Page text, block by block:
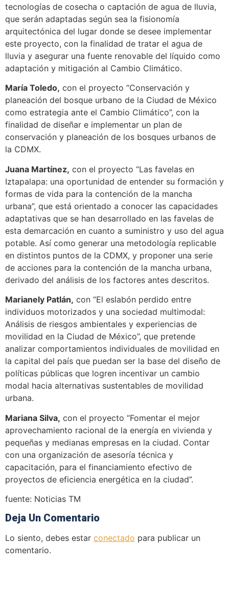
tecnologías de cosecha o captación de agua de lluvia,
que serán adaptadas según sea la fisionomía
arquitectónica del lugar donde se desee implementar
este proyecto, con la finalidad de tratar el agua de
lluvia y asegurar una fuente renovable del líquido como
adaptación y mitigación al Cambio Climático.
María Toledo, con el proyecto “Conservación y
planeación del bosque urbano de la Ciudad de México
como estrategia ante el Cambio Climático”, con la
finalidad de diseñar e implementar un plan de
conservación y planeación de los bosques urbanos de
la CDMX.
Juana Martínez, con el proyecto “Las favelas en
Iztapalapa: una oportunidad de entender su formación y
formas de vida para la contención de la mancha
urbana”, que está orientado a conocer las capacidades
adaptativas que se han desarrollado en las favelas de
esta demarcación en cuanto a suministro y uso del agua
potable. Así como generar una metodología replicable
en distintos puntos de la CDMX, y proponer una serie
de acciones para la contención de la mancha urbana,
derivado del análisis de los factores antes descritos.
Marianely Patlán, con “El eslabón perdido entre
individuos motorizados y una sociedad multimodal:
Análisis de riesgos ambientales y experiencias de
movilidad en la Ciudad de México”, que pretende
analizar comportamientos individuales de movilidad en
la capital del país que puedan ser la base del diseño de
políticas públicas que logren incentivar un cambio
modal hacia alternativas sustentables de movilidad
urbana.
Mariana Silva, con el proyecto “Fomentar el mejor
aprovechamiento racional de la energía en vivienda y
pequeñas y medianas empresas en la ciudad. Contar
con una organización de asesoría técnica y
capacitación, para el financiamiento efectivo de
proyectos de eficiencia energética en la ciudad”.
fuente: Noticias TM
Deja Un Comentario
Lo siento, debes estar conectado para publicar un
comentario.